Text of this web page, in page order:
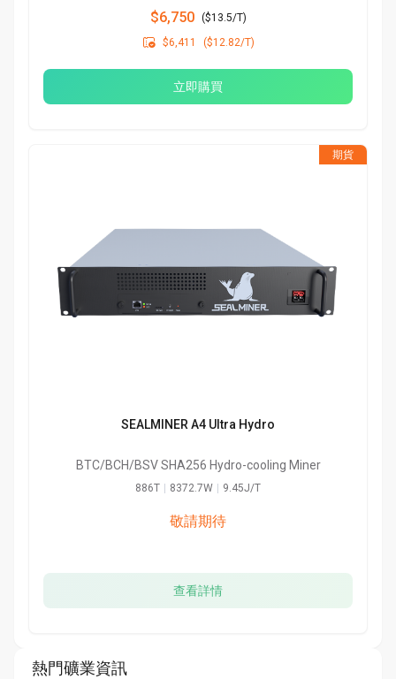
$6,750 ($13.5/T)
 $6,411 ($12.82/T)
立即購買
期貨
SEALMINER A4 Ultra Hydro
BTC/BCH/BSV SHA256 Hydro-cooling Miner
886T 8372.7W 9.45J/T
敬請期待
查看詳情
熱門礦業資訊